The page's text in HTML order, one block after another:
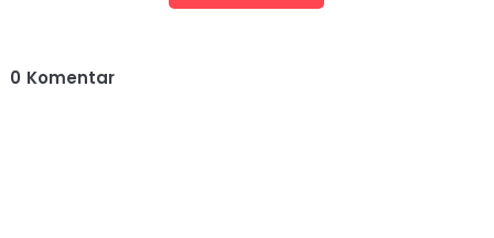
0 Komentar